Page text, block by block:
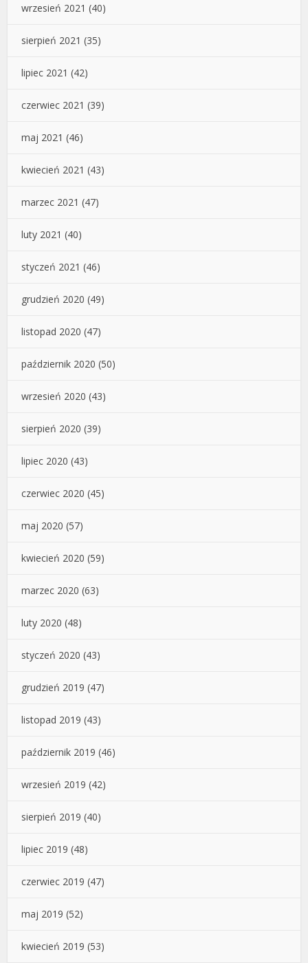
wrzesień 2021 (40)
sierpień 2021 (35)
lipiec 2021 (42)
czerwiec 2021 (39)
maj 2021 (46)
kwiecień 2021 (43)
marzec 2021 (47)
luty 2021 (40)
styczeń 2021 (46)
grudzień 2020 (49)
listopad 2020 (47)
październik 2020 (50)
wrzesień 2020 (43)
sierpień 2020 (39)
lipiec 2020 (43)
czerwiec 2020 (45)
maj 2020 (57)
kwiecień 2020 (59)
marzec 2020 (63)
luty 2020 (48)
styczeń 2020 (43)
grudzień 2019 (47)
listopad 2019 (43)
październik 2019 (46)
wrzesień 2019 (42)
sierpień 2019 (40)
lipiec 2019 (48)
czerwiec 2019 (47)
maj 2019 (52)
kwiecień 2019 (53)